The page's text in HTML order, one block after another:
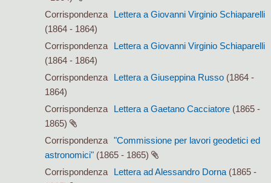
Corrispondenza
Lettera a Giovanni Virginio Schiaparelli
(1864 - 1864)
Corrispondenza
Lettera a Giovanni Virginio Schiaparelli
(1864 - 1864)
Corrispondenza
Lettera a Giuseppina Russo (1864 -
1864)
Corrispondenza
Lettera a Gaetano Cacciatore (1865 -
1865)
Corrispondenza
"Commissione per lavori geodetici ed
astronomici" (1865 - 1865)
Corrispondenza
Lettera ad Alessandro Dorna (1865 -